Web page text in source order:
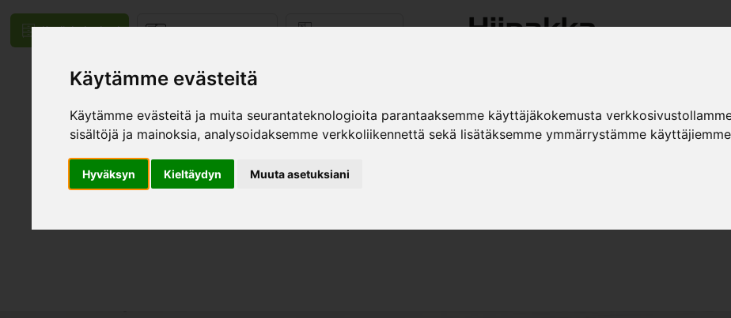
Käytämme evästeitä
Käytämme evästeitä ja muita seurantateknologioita parantaaksemme käyttäjäkokemusta
sisältöjä ja mainoksia, analysoidaksemme verkkoliikennettä sekä lisätäksemme ymmärrystämme
Hyväksyn Kieltäydyn Muuta asetuksiani
Kodinkalusteet Teollisuustuotteet Projektimyynti
Mallistot Tuotteet Jälleenmyyjät Kuvastot